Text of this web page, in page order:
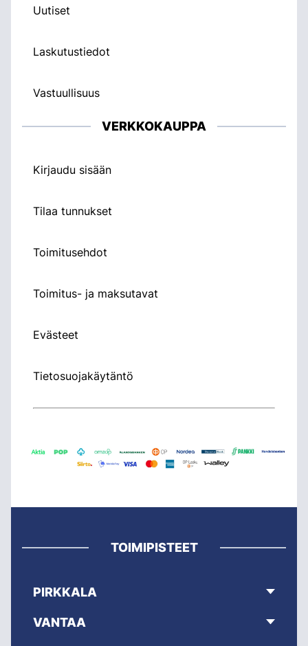
Uutiset
Laskutustiedot
Vastuullisuus
VERKKOKAUPPA
Kirjaudu sisään
Tilaa tunnukset
Toimitusehdot
Toimitus- ja maksutavat
Evästeet
Tietosuojakäytäntö
TOIMIPISTEET
PIRKKALA
VANTAA